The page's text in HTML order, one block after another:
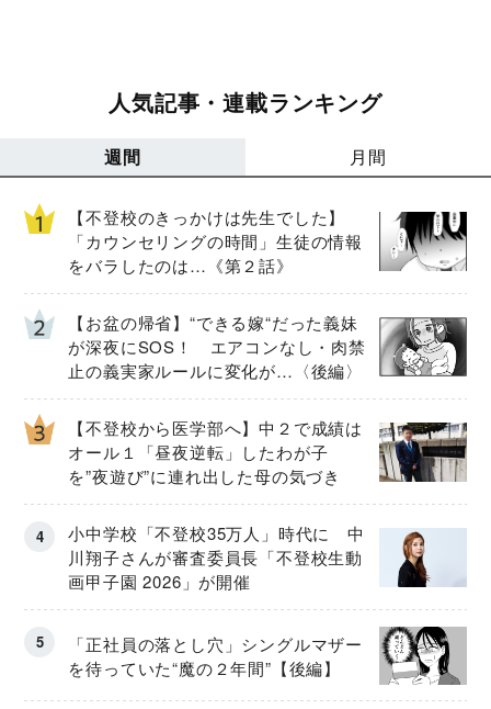
人気記事・連載ランキング
週間 月間
【不登校のきっかけは先生でした】
「カウンセリングの時間」生徒の情報
をバラしたのは…《第２話》
【お盆の帰省】“できる嫁“だった義妹
が深夜にSOS！ エアコンなし・肉禁
止の義実家ルールに変化が…〈後編〉
【不登校から医学部へ】中２で成績は
オール１「昼夜逆転」したわが子
を”夜遊び”に連れ出した母の気づき
小中学校「不登校35万人」時代に 中
川翔子さんが審査委員長「不登校生動
画甲子園 2026」が開催
「正社員の落とし穴」シングルマザー
を待っていた“魔の２年間”【後編】